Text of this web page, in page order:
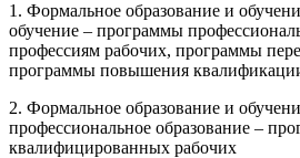
1. Формальное образование и
обучение – программы
профессиям рабочих, программы
программы повышения
2. Формальное образование и
профессиональное образование –
квалифицированных рабочих